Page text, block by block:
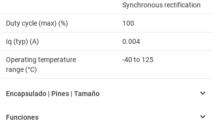
Synchronous rectification
Duty cycle (max) (%) 100
Iq (typ) (A) 0.004
Operating temperature
range (°C)
-40 to 125